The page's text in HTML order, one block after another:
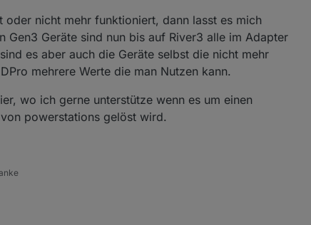
nicht mehr funktioniert, dann lasst es mich
Geräte sind nun bis auf River3 alle im Adapter
es aber auch die Geräte selbst die nicht mehr
mehrere Werte die man Nutzen kann.
wo ich gerne unterstütze wenn es um einen
powerstations gelöst wird.